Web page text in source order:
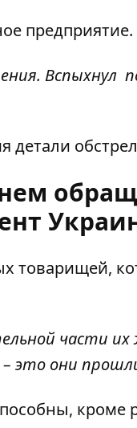
предприятие.
Вспыхнул
детали
товарищей,
части их
они
кроме